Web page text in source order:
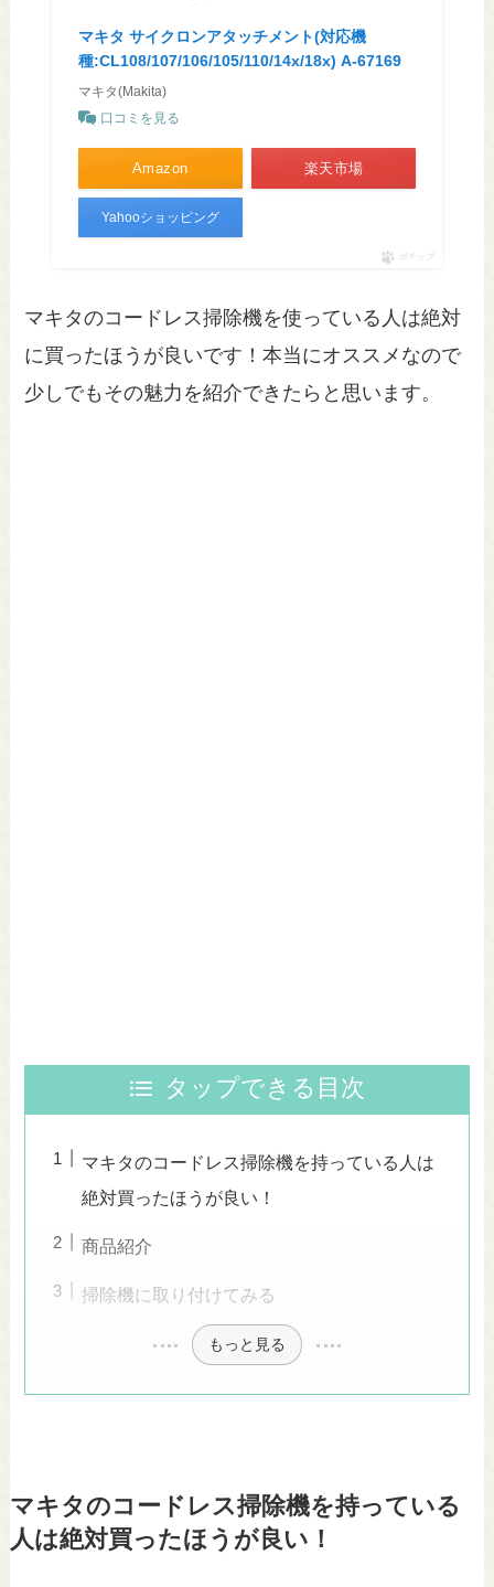
マキタ サイクロンアタッチメント(対応機
種:CL108/107/106/105/110/14x/18x) A-67169
マキタ(Makita)
口コミを見る
Amazon 楽天市場
Yahooショッピング
ポチップ
マキタのコードレス掃除機を使っている人は絶対
に買ったほうが良いです！本当にオススメなので
少しでもその魅力を紹介できたらと思います。
タップできる目次
マキタのコードレス掃除機を持っている人は
絶対買ったほうが良い！
商品紹介
掃除機に取り付けてみる
もっと見る
マキタのコードレス掃除機を持っている
人は絶対買ったほうが良い！